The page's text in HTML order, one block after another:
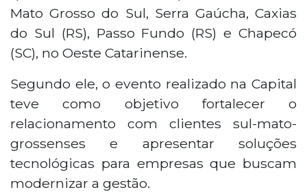
Mato Grosso do Sul, Serra Gaúcha, Caxias
do Sul (RS), Passo Fundo (RS) e Chapecó
(SC), no Oeste Catarinense.
Segundo ele, o evento realizado na Capital
teve como objetivo fortalecer o
relacionamento com clientes sul-mato-
grossenses e apresentar soluções
tecnológicas para empresas que buscam
modernizar a gestão.